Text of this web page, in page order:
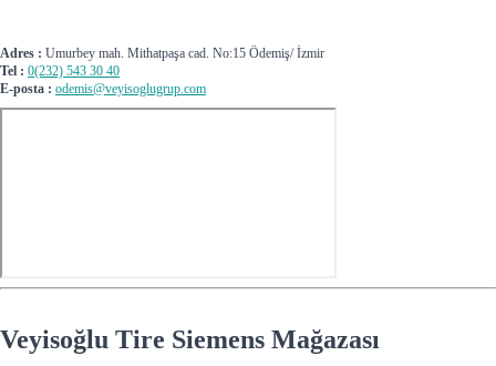
Adres : Umurbey mah. Mithatpaşa cad. No:15 Ödemiş/ İzmir
Tel : 0(232) 543 30 40
E-posta : odemis@veyisoglugrup.com
Veyisoğlu Tire Siemens Mağazası